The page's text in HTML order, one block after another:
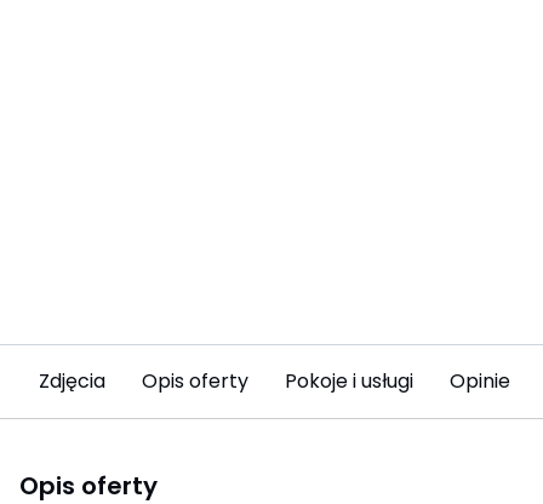
Zdjęcia Opis oferty Pokoje i usługi Opinie (2)
Opis oferty